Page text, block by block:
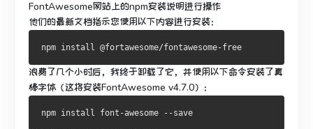
FontAwesome网站上的npm安装说明进行操作
他们的最新文档指示您使用以下内容进行安装：
浪费了几个小时后，我终于卸载了它，并使用以下命令安装了真
棒字体（这将安装FontAwesome v4.7.0）：